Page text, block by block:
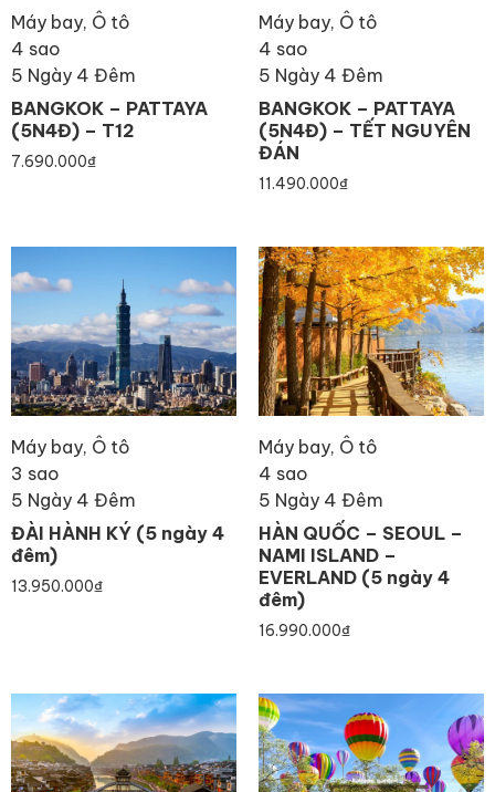
Máy bay, Ô tô
4 sao
5 Ngày 4 Đêm
BANGKOK – PATTAYA
(5N4Đ) – T12
7.690.000₫
Máy bay, Ô tô
4 sao
5 Ngày 4 Đêm
BANGKOK – PATTAYA
(5N4Đ) – TẾT NGUYÊN
ĐÁN
11.490.000₫
Máy bay, Ô tô
3 sao
5 Ngày 4 Đêm
ĐÀI HÀNH KÝ (5 ngày 4
đêm)
13.950.000₫
Máy bay, Ô tô
4 sao
5 Ngày 4 Đêm
HÀN QUỐC – SEOUL –
NAMI ISLAND –
EVERLAND (5 ngày 4
đêm)
16.990.000₫